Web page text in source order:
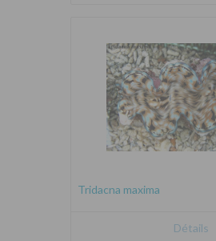
Tridacna maxima
Détails